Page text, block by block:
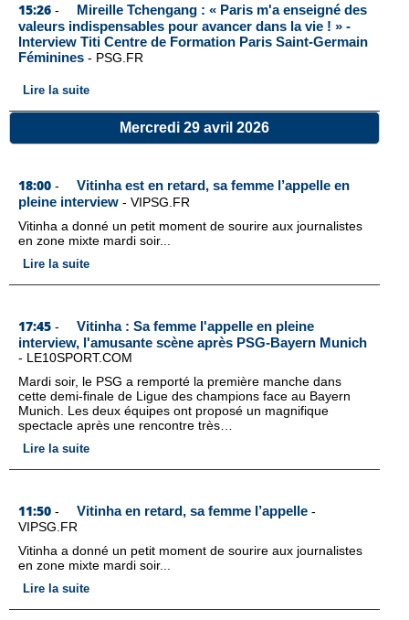
15:26 -
Mireille Tchengang : « Paris m'a enseigné des
valeurs indispensables pour avancer dans la vie ! » -
Interview Titi Centre de Formation Paris Saint-Germain
Féminines - PSG.FR
Lire la suite
Mercredi 29 avril 2026
18:00 -
Vitinha est en retard, sa femme l’appelle en
pleine interview - VIPSG.FR
Vitinha a donné un petit moment de sourire aux journalistes
en zone mixte mardi soir...
Lire la suite
17:45 -
Vitinha : Sa femme l'appelle en pleine
interview, l'amusante scène après PSG-Bayern Munich
- LE10SPORT.COM
Mardi soir, le PSG a remporté la première manche dans
cette demi-finale de Ligue des champions face au Bayern
Munich. Les deux équipes ont proposé un magnifique
spectacle après une rencontre très…
Lire la suite
11:50 - Vitinha en retard, sa femme l’appelle -
VIPSG.FR
Vitinha a donné un petit moment de sourire aux journalistes
en zone mixte mardi soir...
Lire la suite